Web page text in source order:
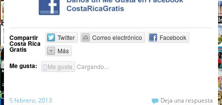
Compartir
Costa Rica
Gratis
Twitter Correo electrónico
Facebook
Más
Me gusta: Me gusta Cargando...
5 febrero, 2013 Deja una respuesta